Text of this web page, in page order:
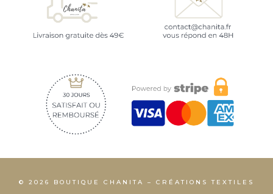
© 2026 BOUTIQUE CHANITA – CRÉATIONS TEXTILES